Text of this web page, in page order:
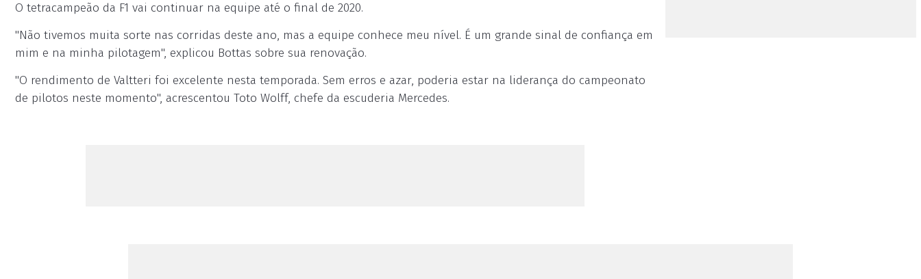
O tetracampeão da F1 vai continuar na equipe até o final de 2020.
"Não tivemos muita sorte nas corridas deste ano, mas a equipe conhece meu nível. É um grande sinal de confiança em
mim e na minha pilotagem", explicou Bottas sobre sua renovação.
"O rendimento de Valtteri foi excelente nesta temporada. Sem erros e azar, poderia estar na liderança do campeonato
de pilotos neste momento", acrescentou Toto Wolff, chefe da escuderia Mercedes.